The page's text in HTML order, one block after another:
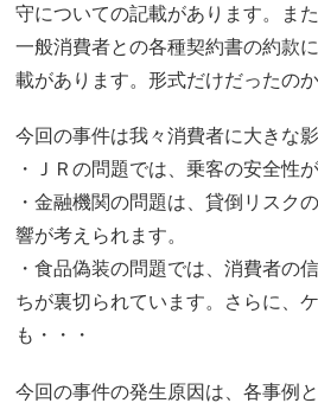
守についての記載があります。ま
一般消費者との各種契約書の約款
載があります。形式だけだったの
今回の事件は我々消費者に大きな
・ＪＲの問題では、乗客の安全性
・金融機関の問題は、貸倒リスク
響が考えられます。
・食品偽装の問題では、消費者の
ちが裏切られています。さらに、
も・・・
今回の事件の発生原因は、各事例